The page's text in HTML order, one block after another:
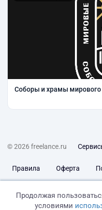
Соборы и храмы мирового
© 2026 freelance.ru
Правила Оферта
Продолжая
условиями